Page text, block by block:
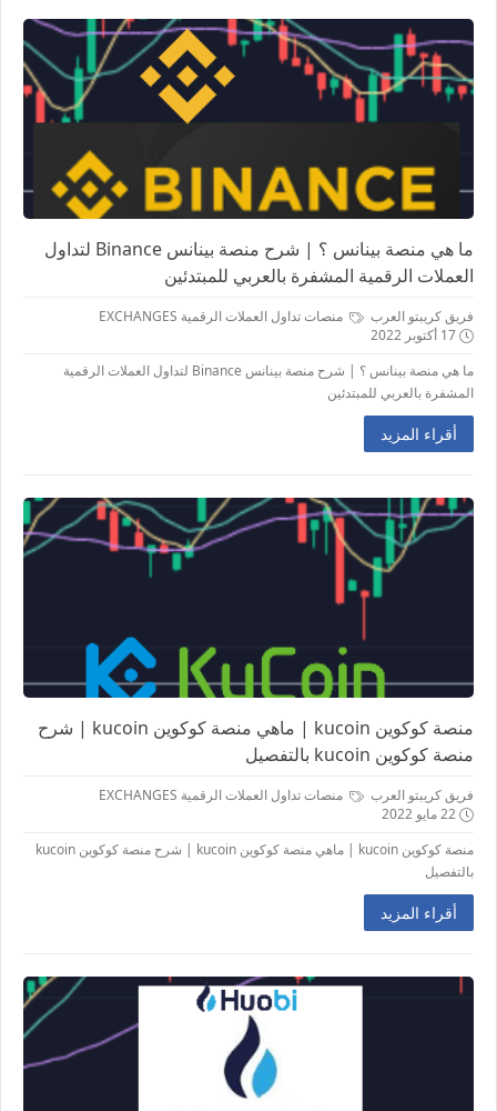
ما هي منصة بينانس ؟ | شرح منصة بينانس Binance لتداول
العملات الرقمية المشفرة بالعربي للمبتدئين
فريق كريبتو العرب
منصات تداول العملات الرقمية EXCHANGES
17 أكتوبر 2022
ما هي منصة بينانس ؟ | شرح منصة بينانس Binance لتداول العملات الرقمية
المشفرة بالعربي للمبتدئين
أقراء المزيد
منصة كوكوين kucoin | ماهي منصة كوكوين kucoin | شرح
منصة كوكوين kucoin بالتفصيل
فريق كريبتو العرب
منصات تداول العملات الرقمية EXCHANGES
22 مايو 2022
منصة كوكوين kucoin | ماهي منصة كوكوين kucoin | شرح منصة كوكوين kucoin
بالتفصيل
أقراء المزيد